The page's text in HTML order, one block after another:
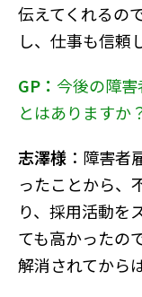
伝えてくれるの
し、仕事も信頼
GP： 今後の障
とはありますか
志澤様 ：障害者
ったことから、
り、採用活動を
ても高かったの
解消されてから